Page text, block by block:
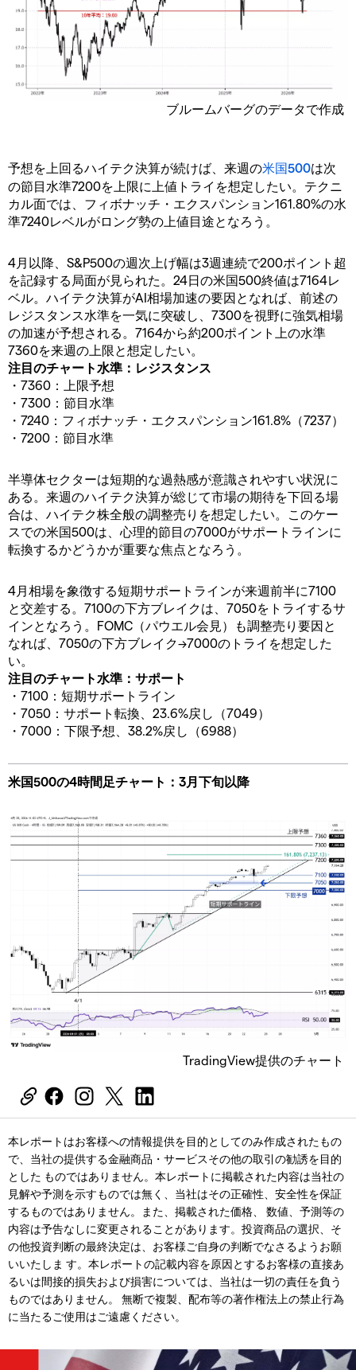
ブルームバーグのデータで作成
予想を上回るハイテク決算が続けば、来週の米国500は次
の節目水準7200を上限に上値トライを想定したい。テクニ
カル面では、フィボナッチ・エクスパンション161.80%の水
準7240レベルがロング勢の上値目途となろう。
4月以降、S&P500の週次上げ幅は3週連続で200ポイント超
を記録する局面が見られた。24日の米国500終値は7164レ
ベル。ハイテク決算がAI相場加速の要因となれば、前述の
レジスタンス水準を一気に突破し、7300を視野に強気相場
の加速が予想される。7164から約200ポイント上の水準
7360を来週の上限と想定したい。
注目のチャート水準：レジスタンス
・7360：上限予想
・7300：節目水準
・7240：フィボナッチ・エクスパンション161.8%（7237）
・7200：節目水準
半導体セクターは短期的な過熱感が意識されやすい状況に
ある。来週のハイテク決算が総じて市場の期待を下回る場
合は、ハイテク株全般の調整売りを想定したい。このケー
スでの米国500は、心理的節目の7000がサポートラインに
転換するかどうかが重要な焦点となろう。
4月相場を象徴する短期サポートラインが来週前半に7100
と交差する。7100の下方ブレイクは、7050をトライするサ
インとなろう。FOMC（パウエル会見）も調整売り要因と
なれば、7050の下方ブレイク→7000のトライを想定した
い。
注目のチャート水準：サポート
・7100：短期サポートライン
・7050：サポート転換、23.6%戻し（7049）
・7000：下限予想、38.2%戻し（6988）
米国500の4時間足チャート：3月下旬以降
TradingView提供のチャート
本レポートはお客様への情報提供を目的としてのみ作成されたもの
で、当社の提供する金融商品・サービスその他の取引の勧誘を目的
とした ものではありません。本レポートに掲載された内容は当社の
見解や予測を示すものでは無く、当社はその正確性、安全性を保証
するものではありません。また、掲載された価格、 数値、予測等の
内容は予告なしに変更されることがあります。投資商品の選択、そ
の他投資判断の最終決定は、お客様ご自身の判断でなさるようお願
いいたしま す。本レポートの記載内容を原因とするお客様の直接あ
るいは間接的損失および損害については、当社は一切の責任を負う
ものではありません。 無断で複製、配布等の著作権法上の禁止行為
に当たるご使用はご遠慮ください。